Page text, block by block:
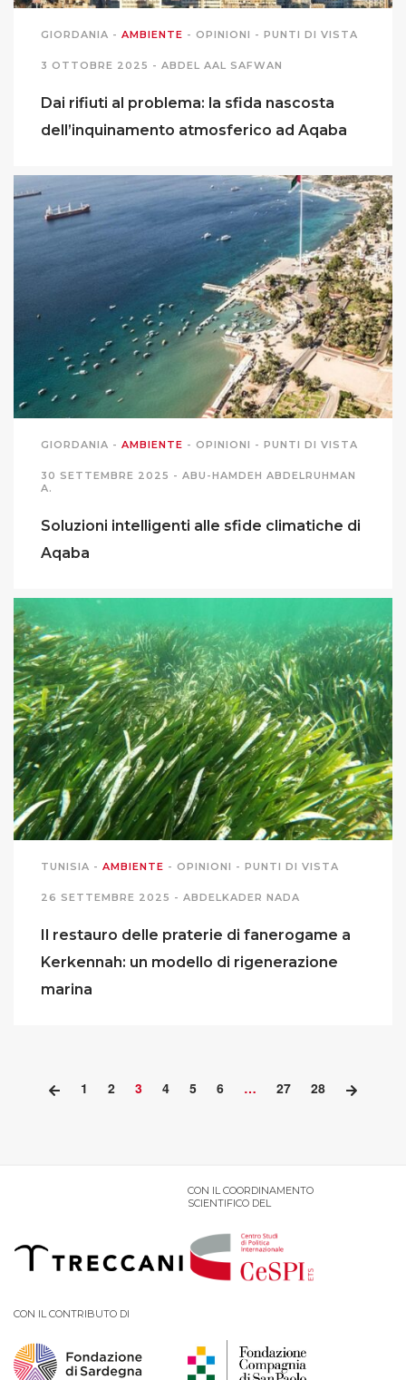
GIORDANIA - AMBIENTE - OPINIONI - PUNTI DI VISTA
3 OTTOBRE 2025 - ABDEL AAL SAFWAN
Dai rifiuti al problema: la sfida nascosta
dell’inquinamento atmosferico ad Aqaba
GIORDANIA - AMBIENTE - OPINIONI - PUNTI DI VISTA
30 SETTEMBRE 2025 - ABU-HAMDEH ABDELRUHMAN
A.
Soluzioni intelligenti alle sfide climatiche di
Aqaba
TUNISIA - AMBIENTE - OPINIONI - PUNTI DI VISTA
26 SETTEMBRE 2025 - ABDELKADER NADA
Il restauro delle praterie di fanerogame a
Kerkennah: un modello di rigenerazione
marina
1 2 3 4 5 6 … 27 28
CON IL COORDINAMENTO
SCIENTIFICO DEL
CON IL CONTRIBUTO DI